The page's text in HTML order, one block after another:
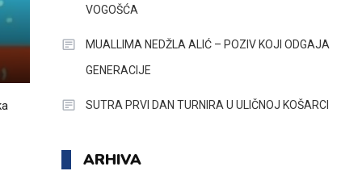
VOGOŠĆA
MUALLIMA NEDŽLA ALIĆ – POZIV KOJI ODGAJA
GENERACIJE
SUTRA PRVI DAN TURNIRA U ULIČNOJ KOŠARCI
ARHIVA